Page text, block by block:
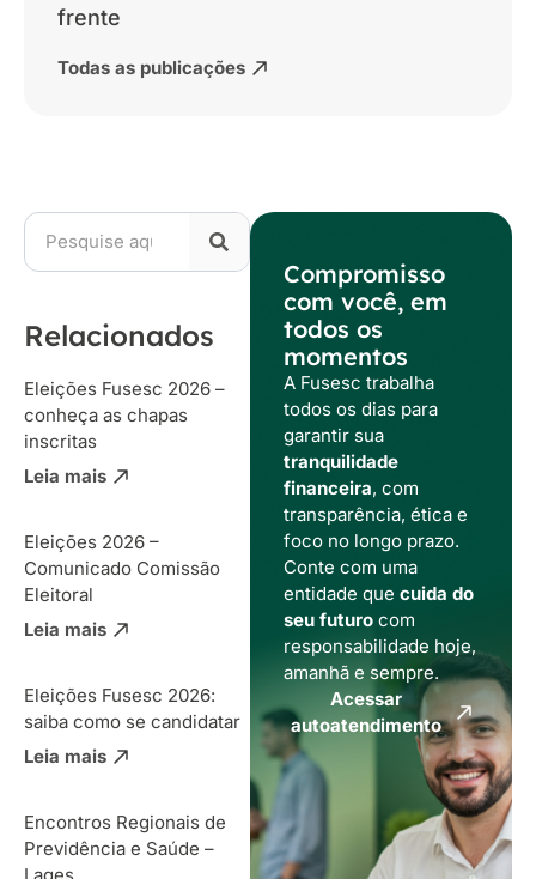
frente
Todas as publicações
Relacionados
Eleições Fusesc 2026 –
conheça as chapas
inscritas
Leia mais
Eleições 2026 –
Comunicado Comissão
Eleitoral
Leia mais
Eleições Fusesc 2026:
saiba como se candidatar
Leia mais
Encontros Regionais de
Previdência e Saúde –
Compromisso
com você, em
todos os
momentos
A Fusesc trabalha
todos os dias para
garantir sua
tranquilidade
financeira, com
transparência, ética e
foco no longo prazo.
Conte com uma
entidade que cuida do
seu futurocom
responsabilidade hoje,
amanhã e sempre.
Acessar
autoatendimento